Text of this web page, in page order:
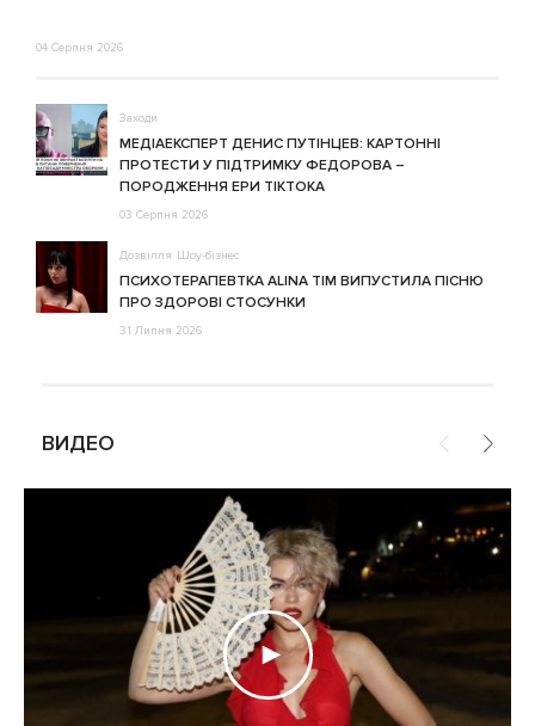
04 Серпня 2026
Заходи
МЕДІАЕКСПЕРТ ДЕНИС ПУТІНЦЕВ: КАРТОННІ
ПРОТЕСТИ У ПІДТРИМКУ ФЕДОРОВА –
ПОРОДЖЕННЯ ЕРИ ТІКТОКА
03 Серпня 2026
Дозвілля Шоу-бізнес
ПСИХОТЕРАПЕВТКА ALINA TIM ВИПУСТИЛА ПІСНЮ
ПРО ЗДОРОВІ СТОСУНКИ
31 Липня 2026
ВИДЕО